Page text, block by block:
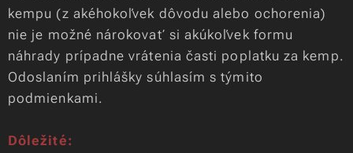
kempu (z akéhokoľvek dôvodu alebo ochorenia)
nie je možné nárokovať si akúkoľvek formu
náhrady prípadne vrátenia časti poplatku za kemp.
Odoslaním prihlášky súhlasím s týmito
podmienkami.
Dôležité: